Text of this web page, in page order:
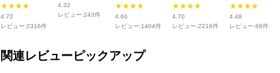
★★★★
4.72
レビュー:2316件
4.32
レビュー:243件
★★★★
4.66
レビュー:1404件
★★★★
4.70
レビュー:2216件
★★★★
4.48
レビュー:66件
関連レビューピックアップ